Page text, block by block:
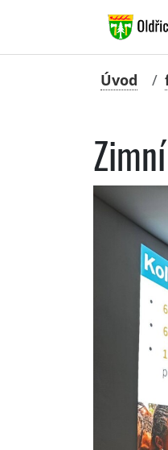
Úvod